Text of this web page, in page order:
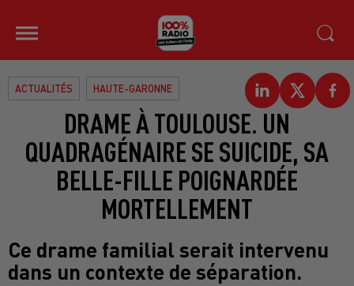
ACTUALITÉS HAUTE-GARONNE
DRAME À TOULOUSE. UN
QUADRAGÉNAIRE SE SUICIDE, SA
BELLE-FILLE POIGNARDÉE
MORTELLEMENT
Ce drame familial serait intervenu
dans un contexte de séparation.